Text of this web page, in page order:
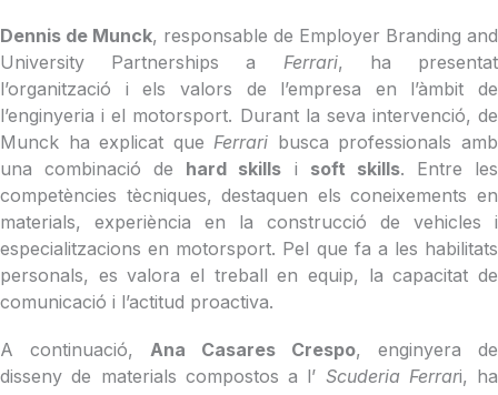
Dennis de Munck, responsable de Employer Branding and
University Partnerships a Ferrari, ha presentat
l’organització i els valors de l’empresa en l’àmbit de
l’enginyeria i el motorsport. Durant la seva intervenció, de
Munck ha explicat que Ferrari busca professionals amb
una combinació de hard skills i soft skills. Entre les
competències tècniques, destaquen els coneixements en
materials, experiència en la construcció de vehicles i
especialitzacions en motorsport. Pel que fa a les habilitats
personals, es valora el treball en equip, la capacitat de
comunicació i l’actitud proactiva.
A continuació, Ana Casares Crespo, enginyera de
disseny de materials compostos a l’ Scuderia Ferrari, ha